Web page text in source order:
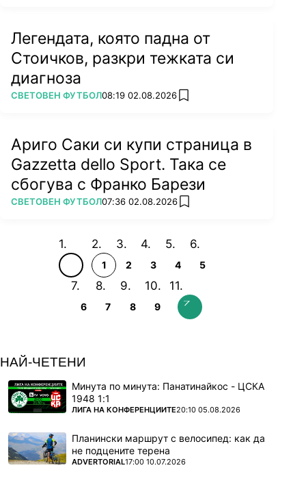
Легендата, която падна от
Стоичков, разкри тежката си
диагноза
ПОВЕЧЕ ОТ
СВЕТОВЕН ФУТБОЛ08:19 02.08.2026 add favorites
Ариго Саки си купи страница в
Gazzetta dello Sport. Така се
сбогува с Франко Барези
ПОВЕЧЕ ОТ
СВЕТОВЕН ФУТБОЛ07:36 02.08.2026 add favorites
1 2 3 4 5
6 7 8 9
НАЙ-ЧЕТЕНИ
Минута по минута: Панатинайкос - ЦСКА
1948 1:1
ПОВЕЧЕ ОТ
ЛИГА НА КОНФЕРЕНЦИИТЕ20:10 05.08.2026
Планински маршрут с велосипед: как да
не подцените терена
ПОВЕЧЕ ОТ
ADVERTORIAL17:00 10.07.2026